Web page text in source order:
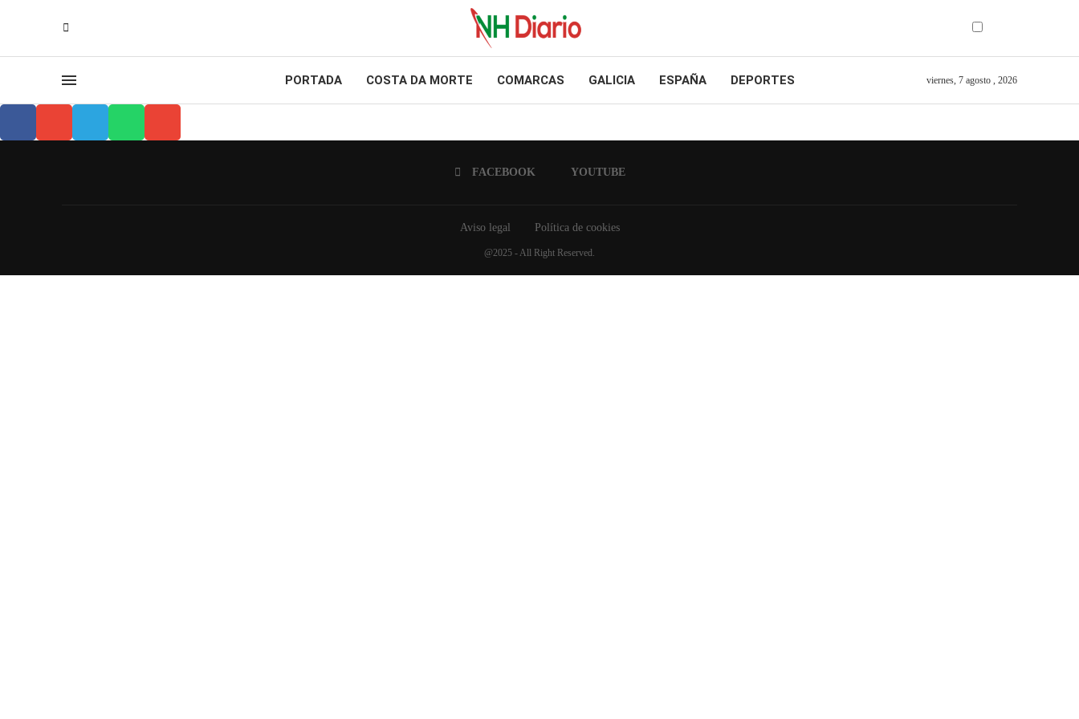
PORTADA COSTA DA MORTE COMARCAS GALICIA ESPAÑA DEPORTES viernes, 7 agosto , 2026
FACEBOOK YOUTUBE
Aviso legal Política de cookies
@2025 - All Right Reserved.